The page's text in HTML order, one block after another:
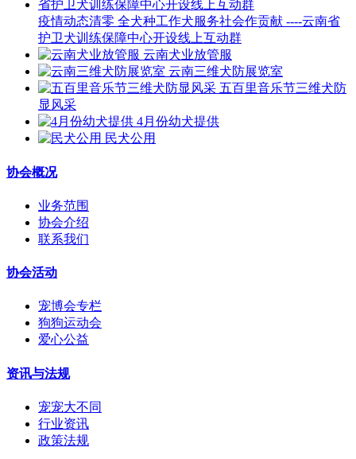
疫情动态清零 全犬种工作犬服务社会作贡献 ----云南省
护卫犬训练保障中心开设线上互动群
云南犬业放管服
云南三维犬防展览室
五百里音乐节三维犬防
显风采
4月份幼犬提供
民犬公用
协会概况
业务范围
协会介绍
联系我们
协会活动
宠博会专栏
狗狗运动会
爱心公益
资讯与法规
宠宠大不同
行业资讯
政策法规